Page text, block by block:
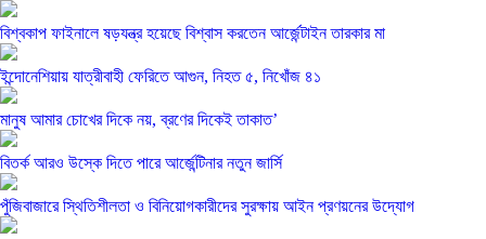
বিশ্বকাপ ফাইনালে ষড়যন্ত্র হয়েছে বিশ্বাস করতেন আর্জেন্টাইন তারকার মা
ইন্দোনেশিয়ায় যাত্রীবাহী ফেরিতে আগুন, নিহত ৫, নিখোঁজ ৪১
মানুষ আমার চোখের দিকে নয়, ব্রণের দিকেই তাকাত’
বিতর্ক আরও উস্কে দিতে পারে আর্জেন্টিনার নতুন জার্সি
পুঁজিবাজারে স্থিতিশীলতা ও বিনিয়োগকারীদের সুরক্ষায় আইন প্রণয়নের উদ্যোগ